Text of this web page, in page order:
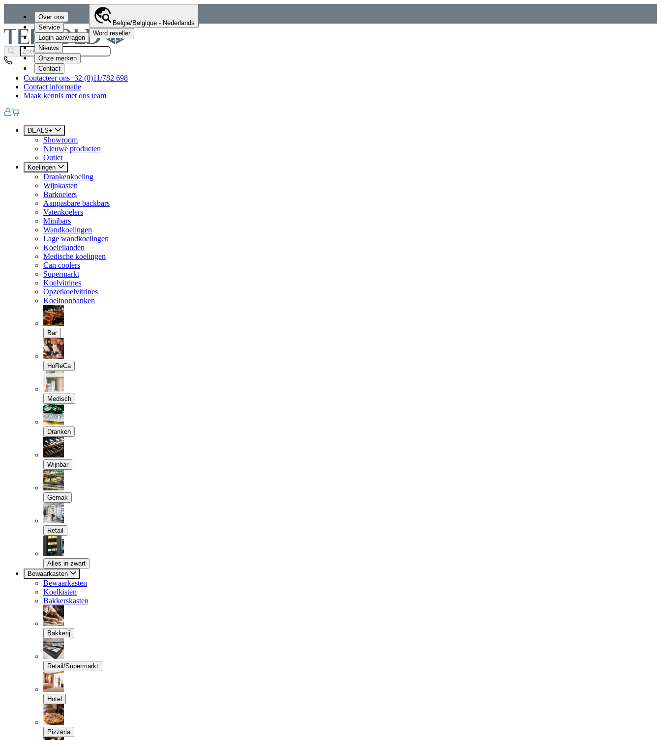
Over ons
Service
Login aanvragen
Nieuws
Onze merken
Contact
België/Belgique - Nederlands
Word reseller
Contacteer ons+32 (0)11/782 698
Contact informatie
Maak kennis met ons team
DEALS+
Showroom
Nieuwe producten
Outlet
Koelingen
Drankenkoeling
Wijnkasten
Barkoelers
Aanpasbare backbars
Vatenkoelers
Minibars
Wandkoelingen
Lage wandkoelingen
Koeleilanden
Medische koelingen
Can coolers
Supermarkt
Koelvitrines
Opzetkoelvitrines
Koeltoonbanken
Bar
HoReCa
Medisch
Dranken
Wijnbar
Gemak
Retail
Alles in zwart
Bewaarkasten
Bewaarkasten
Koelkisten
Bakkerskasten
Bakkerij
Retail/Supermarkt
Hotel
Pizzeria